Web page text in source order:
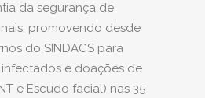
da segurança de
promovendo desde
do SINDACS para
infectados e doações de
e Escudo facial) nas 35